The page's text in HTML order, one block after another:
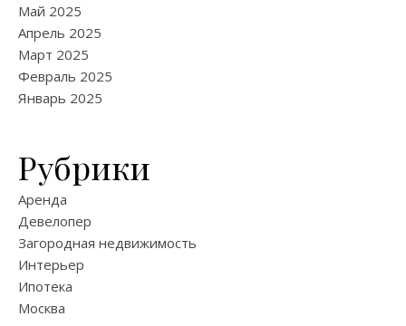
Май 2025
Апрель 2025
Март 2025
Февраль 2025
Январь 2025
Рубрики
Аренда
Девелопер
Загородная недвижимость
Интерьер
Ипотека
Москва